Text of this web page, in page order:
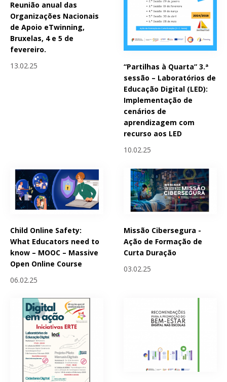
Reunião anual das
Organizações Nacionais
de Apoio eTwinning,
Bruxelas, 4 e 5 de
fevereiro.
13.02.25
“Partilhas à Quarta” 3.ª
sessão – Laboratórios de
Educação Digital (LED):
Implementação de
cenários de
aprendizagem com
recurso aos LED
10.02.25
Child Online Safety:
What Educators need to
know – MOOC – Massive
Open Online Course
06.02.25
Missão Cibersegura -
Ação de Formação de
Curta Duração
03.02.25